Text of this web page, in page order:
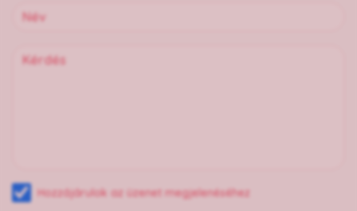
Hozzájárulok az üzenet megjelenéséhez